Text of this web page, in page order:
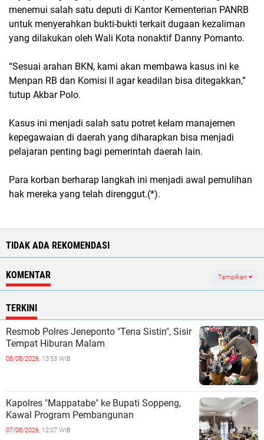
menemui salah satu deputi di Kantor Kementerian PANRB
untuk menyerahkan bukti-bukti terkait dugaan kezaliman
yang dilakukan oleh Wali Kota nonaktif Danny Pomanto.
“Sesuai arahan BKN, kami akan membawa kasus ini ke
Menpan RB dan Komisi ll agar keadilan bisa ditegakkan,”
tutup Akbar Polo.
Kasus ini menjadi salah satu potret kelam manajemen
kepegawaian di daerah yang diharapkan bisa menjadi
pelajaran penting bagi pemerintah daerah lain.
Para korban berharap langkah ini menjadi awal pemulihan
hak mereka yang telah direnggut.(*).
TIDAK ADA REKOMENDASI
KOMENTAR Tampilkan
TERKINI
Resmob Polres Jeneponto "Tena Sistin", Sisir
Tempat Hiburan Malam ‎
08/08/2026, 13:53 WIB
Kapolres "Mappatabe" ke Bupati Soppeng,
Kawal Program Pembangunan ‎ ‎
07/08/2026, 12:07 WIB